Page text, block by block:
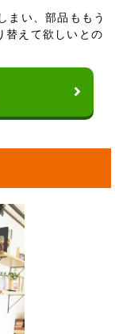
まい、部品ももう
替えて欲しいとの